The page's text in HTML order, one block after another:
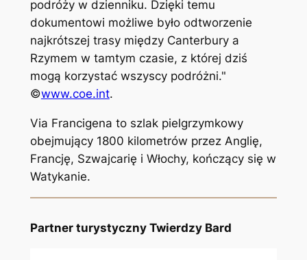
podróży w dzienniku. Dzięki temu
dokumentowi możliwe było odtworzenie
najkrótszej trasy między Canterbury a
Rzymem w tamtym czasie, z której dziś
mogą korzystać wszyscy podróżni."
©www.coe.int.
Via Francigena to szlak pielgrzymkowy
obejmujący 1800 kilometrów przez Anglię,
Francję, Szwajcarię i Włochy, kończący się w
Watykanie.
Partner turystyczny Twierdzy Bard